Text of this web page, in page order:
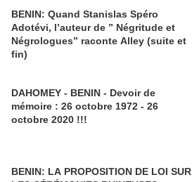
BENIN: Quand Stanislas Spéro
Adotévi, l’auteur de ” Négritude et
Négrologues” raconte Alley (suite et
fin)
DAHOMEY - BENIN - Devoir de
mémoire : 26 octobre 1972 - 26
octobre 2020 !!!
BENIN: LA PROPOSITION DE LOI SUR